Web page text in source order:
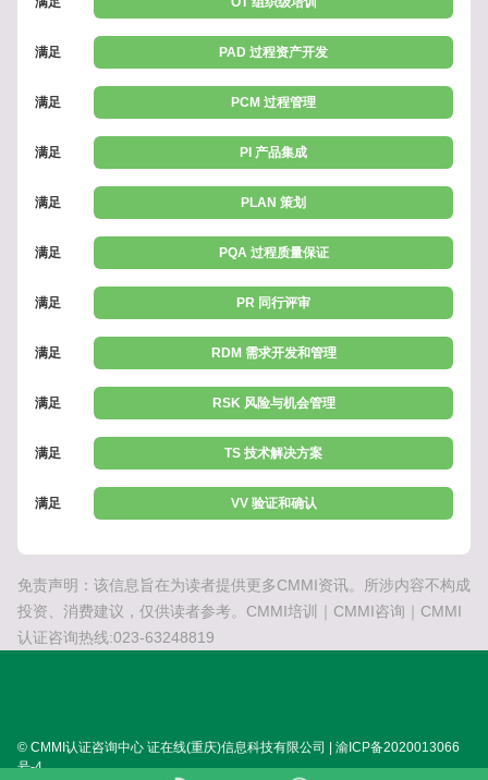
满足 PAD 过程资产开发
满足 PCM 过程管理
满足 PI 产品集成
满足 PLAN 策划
满足 PQA 过程质量保证
满足 PR 同行评审
满足 RDM 需求开发和管理
满足 RSK 风险与机会管理
满足 TS 技术解决方案
满足 VV 验证和确认
免责声明：该信息旨在为读者提供更多CMMI资讯。所涉内容不构成
投资、消费建议，仅供读者参考。CMMI培训｜CMMI咨询｜CMMI
认证咨询热线:023-63248819
© CMMI认证咨询中心 证在线(重庆)信息科技有限公司 | 渝ICP备2020013066
号-4